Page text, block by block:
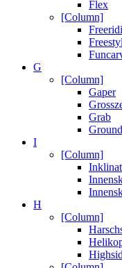
Flex
[Column]
G
[Column]
Gaper
Grab
I
[Column]
H
[Column]